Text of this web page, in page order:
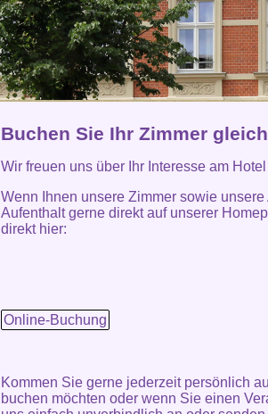
Buchen Sie Ihr Zimmer
Wir freuen uns über Ihr Interesse am
Wenn Ihnen unsere Zimmer sowie
Aufenthalt gerne direkt auf unserer
direkt hier:
Online-Buchung
Kommen Sie gerne jederzeit persönlich
buchen möchten oder wenn Sie einen